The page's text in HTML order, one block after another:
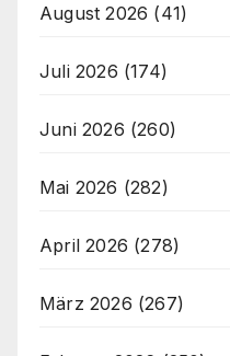
August 2026 (41)
Juli 2026 (174)
Juni 2026 (260)
Mai 2026 (282)
April 2026 (278)
März 2026 (267)